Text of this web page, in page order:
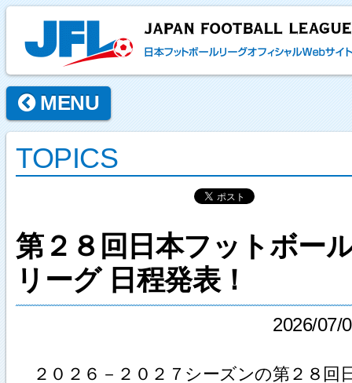
MENU
TOPICS
第２８回日本フットボー
リーグ 日程発表！
2026/07/
２０２６－２０２７シーズンの第２８回